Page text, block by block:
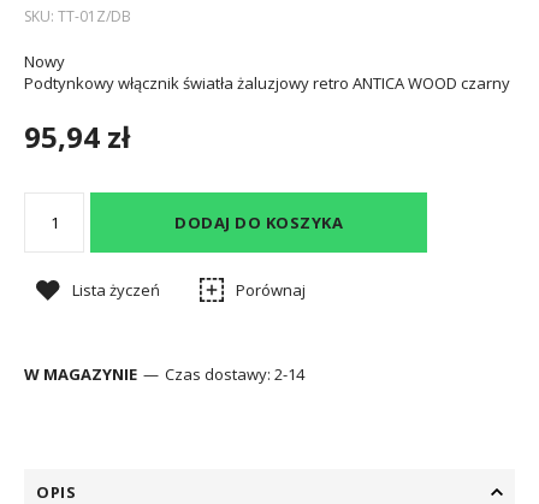
SKU: TT-01Z/DB
Nowy
Podtynkowy włącznik światła żaluzjowy retro ANTICA WOOD czarny
95,94 zł
DODAJ DO KOSZYKA
Lista życzeń Porównaj
W MAGAZYNIE Czas dostawy: 2-14
OPIS